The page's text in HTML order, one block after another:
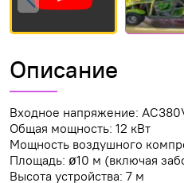
Описание
Входное напряжение:
Общая мощность: 12 кВт
Мощность воздушного
Площадь: ø10 м (включая
Высота устройства: 7 м